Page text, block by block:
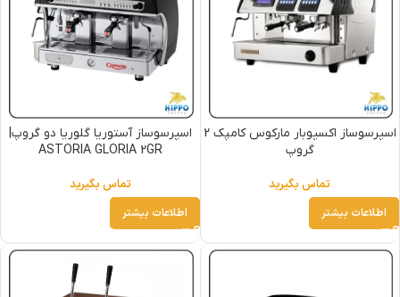
اسپرسوساز اکسپوبار مارکوس کامپک 2
گروپ
تماس بگیرید
اطلاعات بیشتر
اسپرسوساز آستوریا گلوریا دو گروپ|
ASTORIA GLORIA 2GR
تماس بگیرید
اطلاعات بیشتر